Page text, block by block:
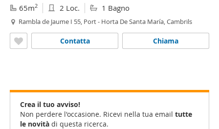
65m2 2 Loc. 1 Bagno
Rambla de Jaume I 55, Port - Horta De Santa María, Cambrils
Chiama
Contatta
Crea il tuo avviso!
Non perdere l'occasione. Ricevi nella tua email tutte
le novità di questa ricerca.